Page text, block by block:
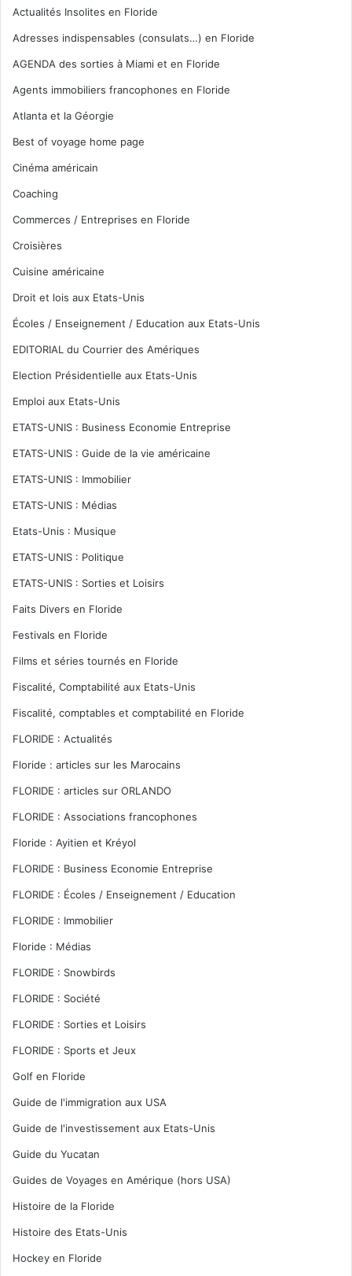
Actualités Insolites en Floride
Adresses indispensables (consulats…) en Floride
AGENDA des sorties à Miami et en Floride
Agents immobiliers francophones en Floride
Atlanta et la Géorgie
Best of voyage home page
Cinéma américain
Coaching
Commerces / Entreprises en Floride
Croisières
Cuisine américaine
Droit et lois aux Etats-Unis
Écoles / Enseignement / Education aux Etats-Unis
EDITORIAL du Courrier des Amériques
Election Présidentielle aux Etats-Unis
Emploi aux Etats-Unis
ETATS-UNIS : Business Economie Entreprise
ETATS-UNIS : Guide de la vie américaine
ETATS-UNIS : Immobilier
ETATS-UNIS : Médias
Etats-Unis : Musique
ETATS-UNIS : Politique
ETATS-UNIS : Sorties et Loisirs
Faits Divers en Floride
Festivals en Floride
Films et séries tournés en Floride
Fiscalité, Comptabilité aux Etats-Unis
Fiscalité, comptables et comptabilité en Floride
FLORIDE : Actualités
Floride : articles sur les Marocains
FLORIDE : articles sur ORLANDO
FLORIDE : Associations francophones
Floride : Ayitien et Kréyol
FLORIDE : Business Economie Entreprise
FLORIDE : Écoles / Enseignement / Education
FLORIDE : Immobilier
Floride : Médias
FLORIDE : Snowbirds
FLORIDE : Société
FLORIDE : Sorties et Loisirs
FLORIDE : Sports et Jeux
Golf en Floride
Guide de l'immigration aux USA
Guide de l'investissement aux Etats-Unis
Guide du Yucatan
Guides de Voyages en Amérique (hors USA)
Histoire de la Floride
Histoire des Etats-Unis
Hockey en Floride